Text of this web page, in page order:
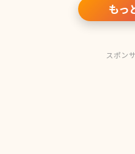
もっ
スポン